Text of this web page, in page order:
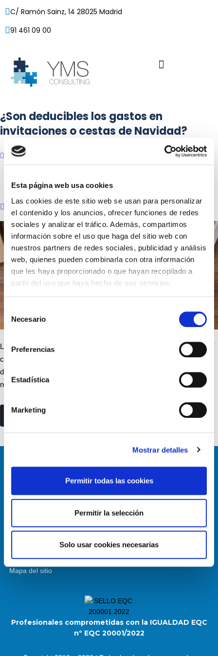
Esta página web usa cookies
Las cookies de este sitio web se usan para personalizar
el contenido y los anuncios, ofrecer funciones de redes
sociales y analizar el tráfico. Además, compartimos
información sobre el uso que haga del sitio web con
nuestros partners de redes sociales, publicidad y análisis
web, quienes pueden combinarla con otra información
que les haya proporcionado o que hayan recopilado a
partir del uso que haya hecho de sus servicios.
Selección
Necesario
Preferencias
Estadística
Marketing
Mostrar detalles
Permitir todas las cookies
Permitir la selección
Solo usar cookies necesarias
C/ Ramón Sainz, 14 28025 Madrid
91 461 09 00
¿Son deducibles los gastos en
invitaciones o cestas de Navidad?
28/12/2016
Categoría:Autónomos, Empresas, Fiscal y contable
Las cestas de Navidad o detalles para clientes y/o proveedores, así
como comidas o cenas de empresa pueden considerarse gasto
deducible en el Impuesto sobre Sociedades o en el IRPF. La
normativa en cada caso…
read more
Enlace útiles
Mapa del sitio
Profesionales comprometidas con la IGUALDAD EQC
nº EQC 20001/2022